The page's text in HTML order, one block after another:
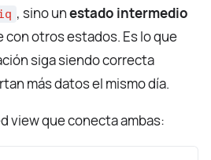
, sino unestado intermedio
otros estados. Es lo que
siga siendo correcta
más datos el mismo día.
view que conecta ambas: